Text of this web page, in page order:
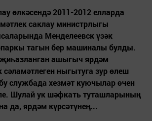
өлкәсендә 2011-2012 елларда
саклау министрлыгы
Менделеевск үзәк
тагын бер машиналы булды.
ашыгыч ярдәм
ныгытуга зур өлеш
службада хезмәт куючылар өчен
Шулай ук шәфкать туташларының
да, ярдәм күрсәтүнең...